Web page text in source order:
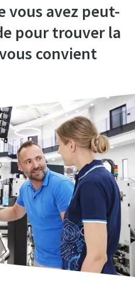
vous avez peut-
pour trouver la
convient